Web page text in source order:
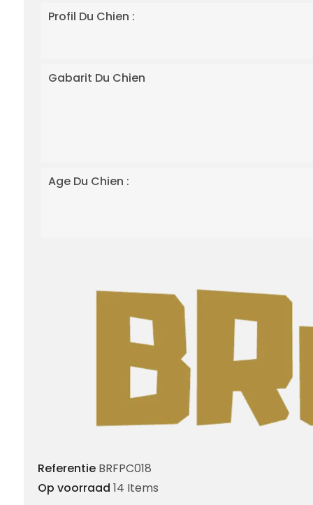
Profil Du Chien :
Gabarit Du Chien
Age Du Chien :
Referentie BRFPC018
Op voorraad 14 Items